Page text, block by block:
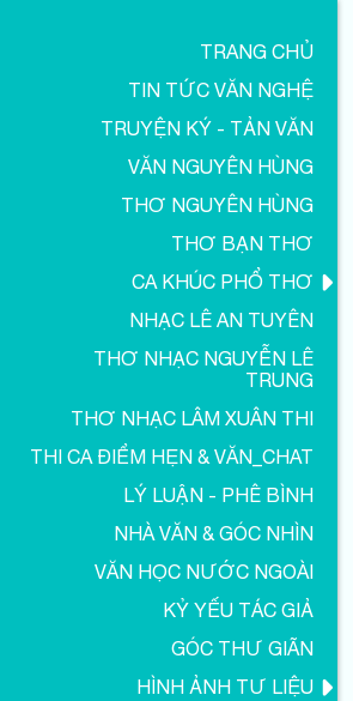
TRANG CHỦ
TIN TỨC VĂN NGHỆ
TRUYỆN KÝ - TẢN VĂN
VĂN NGUYÊN HÙNG
THƠ NGUYÊN HÙNG
THƠ BẠN THƠ
CA KHÚC PHỔ THƠ
NHẠC LÊ AN TUYÊN
THƠ NHẠC NGUYỄN LÊ
TRUNG
THƠ NHẠC LÂM XUÂN THI
THI CA ĐIỂM HẸN & VĂN_CHAT
LÝ LUẬN - PHÊ BÌNH
NHÀ VĂN & GÓC NHÌN
VĂN HỌC NƯỚC NGOÀI
KỶ YẾU TÁC GIẢ
GÓC THƯ GIÃN
HÌNH ẢNH TƯ LIỆU